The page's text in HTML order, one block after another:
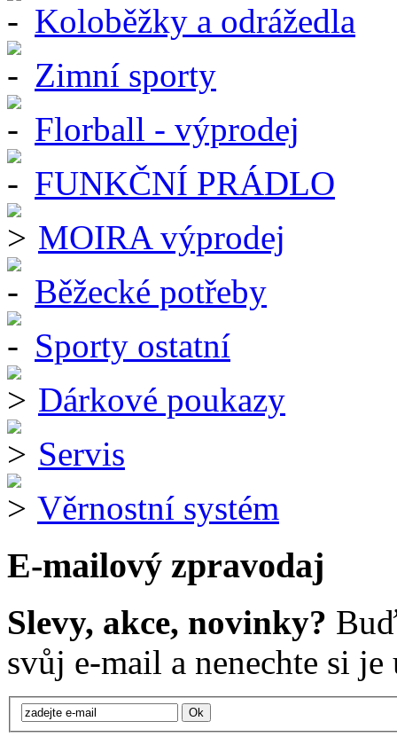
Koloběžky a odrážedla
Zimní sporty
Florball - výprodej
FUNKČNÍ PRÁDLO
MOIRA výprodej
Běžecké potřeby
Sporty ostatní
Dárkové poukazy
Servis
Věrnostní systém
E-mailový zpravodaj
Slevy, akce, novinky?
svůj e-mail a nenechte si